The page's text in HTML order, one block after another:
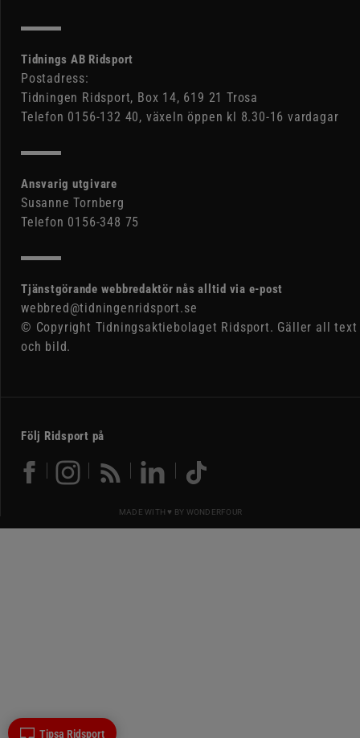
Tipsa Ridsport
Tidnings AB Ridsport
Postadress:
Tidningen Ridsport, Box 14, 619 21 Trosa
Telefon 0156-132 40, växeln öppen kl 8.30-16 vardagar
Ansvarig utgivare
Susanne Tornberg
Telefon 0156-348 75
Tjänstgörande webbredaktör nås alltid via e-post
webbred@tidningenridsport.se
© Copyright Tidningsaktiebolaget Ridsport. Gäller all text
och bild.
Följ Ridsport på
MADE WITH ♥ BY WONDERFOUR